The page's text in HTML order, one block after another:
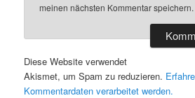
meinen nächsten Kommentar speichern.
Diese Website verwendet
Akismet, um Spam zu reduzieren.
Kommentardaten verarbeitet werden.